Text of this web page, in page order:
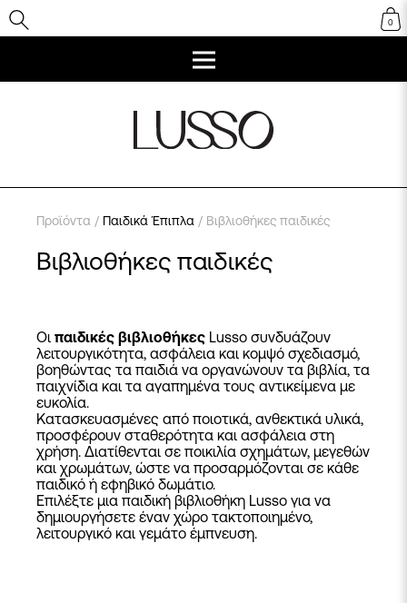
0
Προϊόντα / Παιδικά Έπιπλα / Βιβλιοθήκες παιδικές
Βιβλιοθήκες παιδικές
Οι παιδικές βιβλιοθήκες Lusso συνδυάζουν
λειτουργικότητα, ασφάλεια και κομψό σχεδιασμό,
βοηθώντας τα παιδιά να οργανώνουν τα βιβλία, τα
παιχνίδια και τα αγαπημένα τους αντικείμενα με
ευκολία.
Κατασκευασμένες από ποιοτικά, ανθεκτικά υλικά,
προσφέρουν σταθερότητα και ασφάλεια στη
χρήση. Διατίθενται σε ποικιλία σχημάτων, μεγεθών
και χρωμάτων, ώστε να προσαρμόζονται σε κάθε
παιδικό ή εφηβικό δωμάτιο.
Επιλέξτε μια παιδική βιβλιοθήκη Lusso για να
δημιουργήσετε έναν χώρο τακτοποιημένο,
λειτουργικό και γεμάτο έμπνευση.